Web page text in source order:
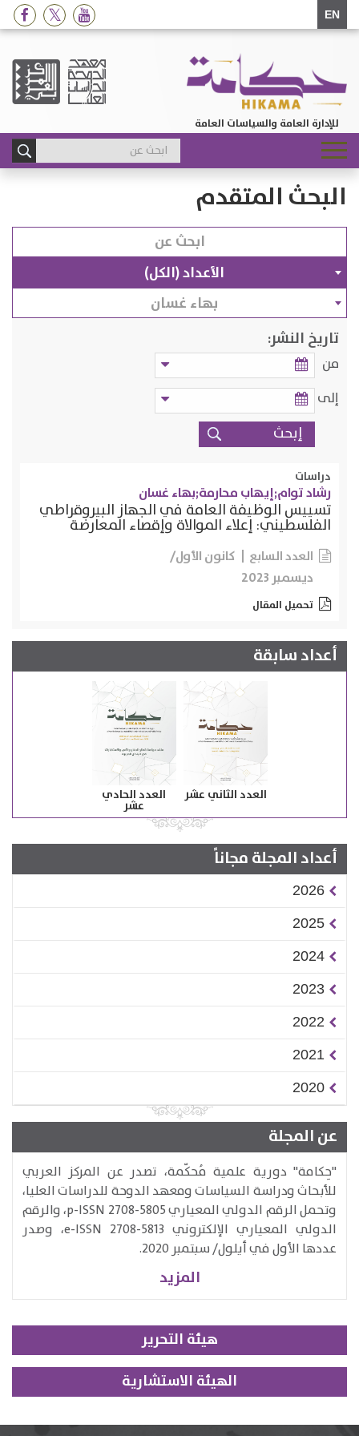
EN
للإدارة العامة والسياسات العامة
Toggle
navigation
البحث المتقدم
الأعداد (الكل)
بهاء غسان
تاريخ النشر:
من
إلى
دراسات
رشاد توام;إيهاب محارمة;بهاء غسان
تسييس الوظيفة العامة في الجهاز البيروقراطي
الفلسطيني: إعلاء الموالاة وإقصاء المعارضة
العدد السابع
كانون الأول/
ديسمبر 2023
تحميل المقال
أعداد سابقة
العدد الثاني عشر العدد الحادي
عشر
أعداد المجلة مجاناً
2026
2025
2024
2023
2022
2021
2020
عن المجلة
​"حِكامة" دورية علمية مُحكّمة، تصدر عن المركز العربي
للأبحاث ودراسة السياسات ومعهد الدوحة للدراسات العليا،
وتحمل الرقم الدولي المعياري p-ISSN 2708-5805، والرقم
الدولي المعياري الإلكتروني e-ISSN 2708-5813​، وصدر
عددها الأول في أيلول/ سبتمبر 2020.
المزيد
هيئة التحرير
الهيئة الاستشارية